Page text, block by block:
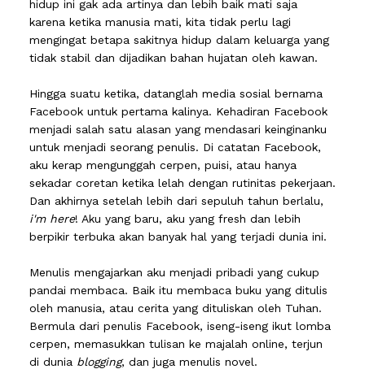
hidup ini gak ada artinya dan lebih baik mati saja
karena ketika manusia mati, kita tidak perlu lagi
mengingat betapa sakitnya hidup dalam keluarga yang
tidak stabil dan dijadikan bahan hujatan oleh kawan.
Hingga suatu ketika, datanglah media sosial bernama
Facebook untuk pertama kalinya. Kehadiran Facebook
menjadi salah satu alasan yang mendasari keinginanku
untuk menjadi seorang penulis. Di catatan Facebook,
aku kerap mengunggah cerpen, puisi, atau hanya
sekadar coretan ketika lelah dengan rutinitas pekerjaan.
Dan akhirnya setelah lebih dari sepuluh tahun berlalu,
i'm here! Aku yang baru, aku yang fresh dan lebih
berpikir terbuka akan banyak hal yang terjadi dunia ini.
Menulis mengajarkan aku menjadi pribadi yang cukup
pandai membaca. Baik itu membaca buku yang ditulis
oleh manusia, atau cerita yang dituliskan oleh Tuhan.
Bermula dari penulis Facebook, iseng-iseng ikut lomba
cerpen, memasukkan tulisan ke majalah online, terjun
di dunia blogging, dan juga menulis novel.